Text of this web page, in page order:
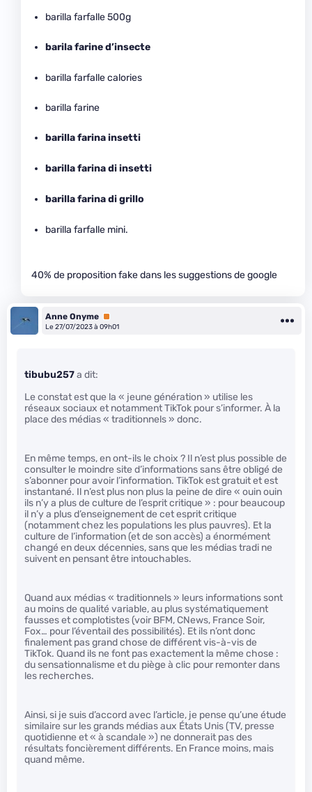
barilla farfalle 500g
barila farine d’insecte
barilla farfalle calories
barilla farine
barilla farina insetti
barilla farina di insetti
barilla farina di grillo
barilla farfalle mini.
40% de proposition fake dans les suggestions de google
Anne Onyme Premium
Le 27/07/2023 à 09h01
tibubu257a dit:
Le constat est que la « jeune génération » utilise les
réseaux sociaux et notamment TikTok pour s’informer. À la
place des médias « traditionnels » donc.
En même temps, en ont-ils le choix ? Il n’est plus possible de
consulter le moindre site d’informations sans être obligé de
s’abonner pour avoir l’information. TikTok est gratuit et est
instantané. Il n’est plus non plus la peine de dire « ouin ouin
ils n’y a plus de culture de l’esprit critique » : pour beaucoup
il n’y a plus d’enseignement de cet esprit critique
(notamment chez les populations les plus pauvres). Et la
culture de l’information (et de son accès) a énormément
changé en deux décennies, sans que les médias tradi ne
suivent en pensant être intouchables.
Quand aux médias « traditionnels » leurs informations sont
au moins de qualité variable, au plus systématiquement
fausses et complotistes (voir BFM, CNews, France Soir,
Fox… pour l’éventail des possibilités). Et ils n’ont donc
finalement pas grand chose de différent vis-à-vis de
TikTok. Quand ils ne font pas exactement la même chose :
du sensationnalisme et du piège à clic pour remonter dans
les recherches.
Ainsi, si je suis d’accord avec l’article, je pense qu’une étude
similaire sur les grands médias aux États Unis (TV, presse
quotidienne et « à scandale ») ne donnerait pas des
résultats foncièrement différents. En France moins, mais
quand même.